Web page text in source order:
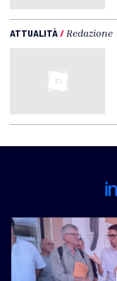
ATTUALITÀ/ Redazione